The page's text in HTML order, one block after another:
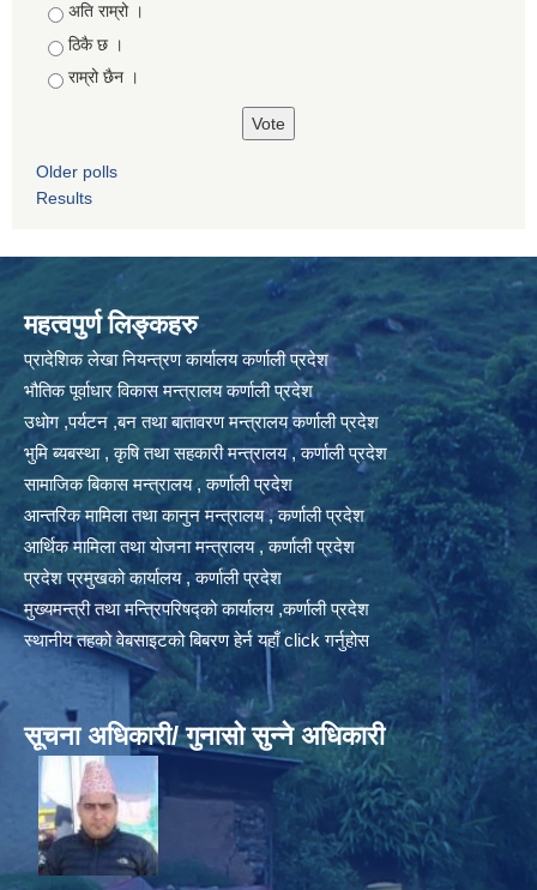
Choices
अति राम्रो ।
ठिकै छ ।
राम्रो छैन ।
Older polls
Results
महत्वपुर्ण लिङ्कहरु
प्रादेशिक लेखा नियन्त्रण कार्यालय कर्णाली प्रदेश
भौतिक पूर्वाधार विकास मन्त्रालय कर्णाली प्रदेश
उधोग ,पर्यटन ,बन तथा बातावरण मन्त्रालय कर्णाली प्रदेश
भुमि ब्यबस्था , कृषि तथा सहकारी मन्त्रालय , कर्णाली प्रदेश
सामाजिक बिकास मन्त्रालय , कर्णाली प्रदेश
आन्तरिक मामिला तथा कानुन मन्त्रालय , कर्णाली प्रदेश
आर्थिक मामिला तथा योजना मन्त्रालय , कर्णाली प्रदेश
प्रदेश प्रमुखको कार्यालय , कर्णाली प्रदेश
मुख्यमन्त्री तथा मन्त्रिपरिषद्को कार्यालय ,कर्णाली प्रदेश
स्थानीय तहको वेबसाइटको बिबरण हेर्न यहाँ click गर्नुहोस
सूचना अधिकारी/ गुनासो सुन्ने अधिकारी